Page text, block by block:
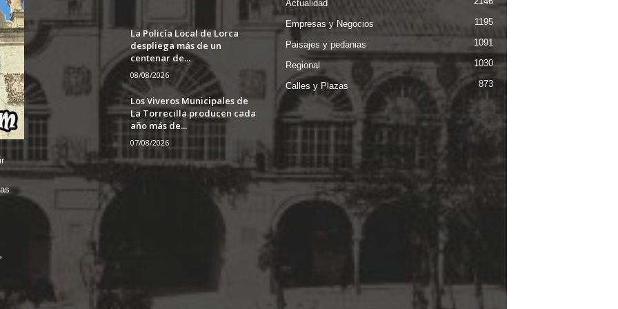
La Policía Local de Lorca
despliega más de un
centenar de...
08/08/2026
Los Viveros Municipales de
La Torrecilla producen cada
año más de...
07/08/2026
Actualidad
Empresas y Negocios 1195
Paisajes y pedanias 1091
Regional 1030
Calles y Plazas 873